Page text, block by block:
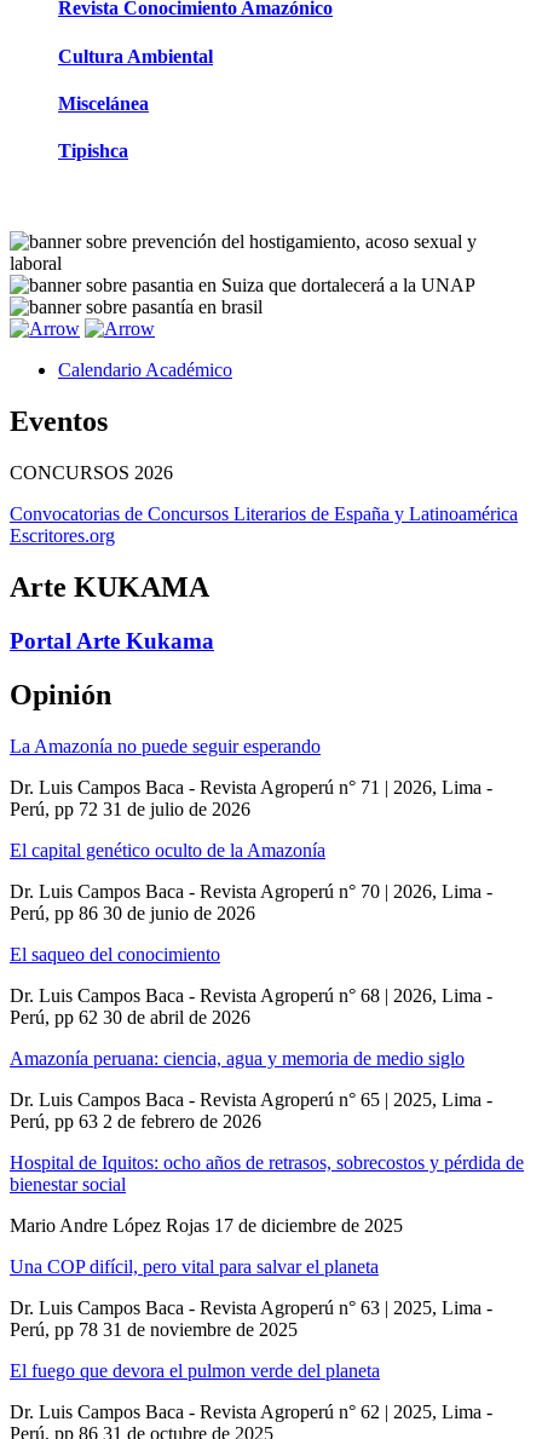
Revista Conocimiento Amazónico
Cultura Ambiental
Miscelánea
Tipishca
Calendario Académico
Eventos
CONCURSOS 2026
Convocatorias de Concursos Literarios de España y Latinoamérica
Escritores.org
Arte KUKAMA
Portal Arte Kukama
Opinión
La Amazonía no puede seguir esperando
Dr. Luis Campos Baca - Revista Agroperú n° 71 | 2026, Lima -
Perú, pp 72 31 de julio de 2026
El capital genético oculto de la Amazonía
Dr. Luis Campos Baca - Revista Agroperú n° 70 | 2026, Lima -
Perú, pp 86 30 de junio de 2026
El saqueo del conocimiento
Dr. Luis Campos Baca - Revista Agroperú n° 68 | 2026, Lima -
Perú, pp 62 30 de abril de 2026
Amazonía peruana: ciencia, agua y memoria de medio siglo
Dr. Luis Campos Baca - Revista Agroperú n° 65 | 2025, Lima -
Perú, pp 63 2 de febrero de 2026
Hospital de Iquitos: ocho años de retrasos, sobrecostos y pérdida de
bienestar social
Mario Andre López Rojas 17 de diciembre de 2025
Una COP difícil, pero vital para salvar el planeta
Dr. Luis Campos Baca - Revista Agroperú n° 63 | 2025, Lima -
Perú, pp 78 31 de noviembre de 2025
El fuego que devora el pulmon verde del planeta
Dr. Luis Campos Baca - Revista Agroperú n° 62 | 2025, Lima -
Perú, pp 86 31 de octubre de 2025